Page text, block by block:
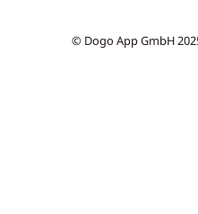
© Dogo App GmbH